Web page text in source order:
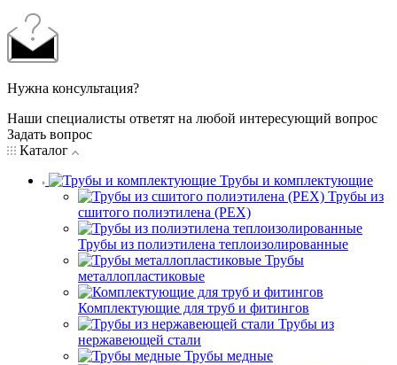
Нужна консультация?
Наши специалисты ответят на любой интересующий вопрос
Задать вопрос
Каталог
Трубы и комплектующие
Трубы из
сшитого полиэтилена (PEX)
Трубы из полиэтилена теплоизолированные
Трубы
металлопластиковые
Комплектующие для труб и фитингов
Трубы из
нержавеющей стали
Трубы медные